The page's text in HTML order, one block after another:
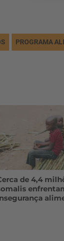
PROGRAMA
de 4,4